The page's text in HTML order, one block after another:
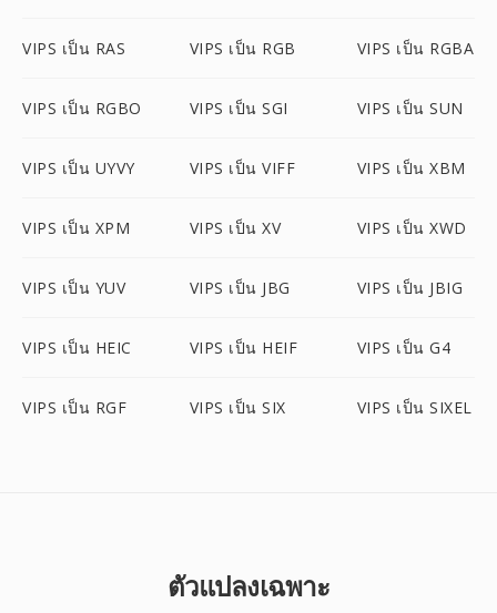
VIPS เป็น RAS VIPS เป็น RGB VIPS เป็น RGBA
VIPS เป็น RGBO VIPS เป็น SGI VIPS เป็น SUN
VIPS เป็น UYVY VIPS เป็น VIFF VIPS เป็น XBM
VIPS เป็น XPM VIPS เป็น XV VIPS เป็น XWD
VIPS เป็น YUV VIPS เป็น JBG VIPS เป็น JBIG
VIPS เป็น HEIC VIPS เป็น HEIF VIPS เป็น G4
VIPS เป็น RGF VIPS เป็น SIX VIPS เป็น SIXEL
ตัวแปลงเฉพาะ